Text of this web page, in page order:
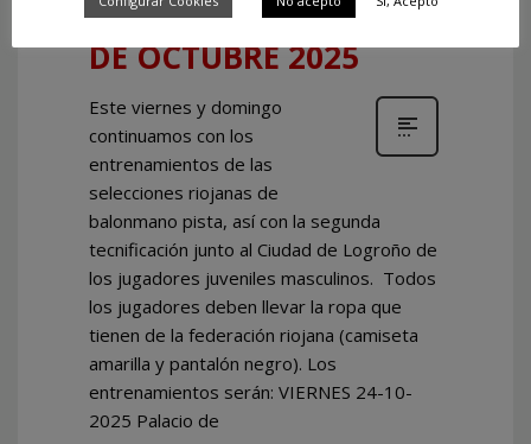
SELECCIONES 24 Y 26
DE OCTUBRE 2025
Este viernes y domingo
continuamos con los
entrenamientos de las
selecciones riojanas de
balonmano pista, así con la segunda
tecnificación junto al Ciudad de Logroño de
los jugadores juveniles masculinos. Todos
los jugadores deben llevar la ropa que
tienen de la federación riojana (camiseta
amarilla y pantalón negro). Los
entrenamientos serán: VIERNES 24-10-
2025 Palacio de